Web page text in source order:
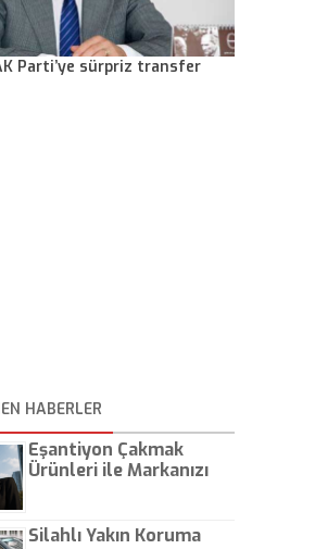
Parti’ye sürpriz transfer
HABERLER
Eşantiyon Çakmak
Ürünleri ile Markanızı
Silahlı Yakın Koruma